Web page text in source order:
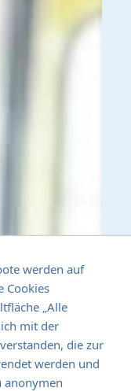
werden auf
Cookies
„Alle
mit der
die zur
werden und
anonymen